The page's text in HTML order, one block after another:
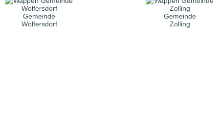
Gemeinde
Wolfersdorf
Gemeinde
Zolling